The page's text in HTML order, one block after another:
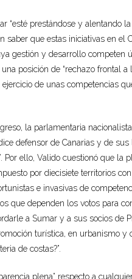
“esté prestándose y alentando
saber que estas iniciativas en el
gestión y desarrollo competen
posición de “rechazo frontal
de unas competencias
la parlamentaria
defensor de Canarias y de
ello, Valido cuestionó que la
por diecisiete territorios
e invasivas de
que dependen los votos para
a Sumar y a sus socios de
turística, en urbanismo y
de costas?”.
plena” respecto a